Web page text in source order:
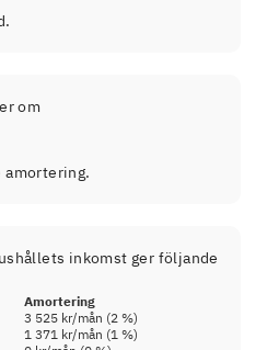
om
amortering.
inkomst ger följande
Amortering
3 525 kr/mån (2 %)
1 371 kr/mån (1 %)